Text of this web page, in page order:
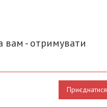
вам - отримувати
Приєднатися